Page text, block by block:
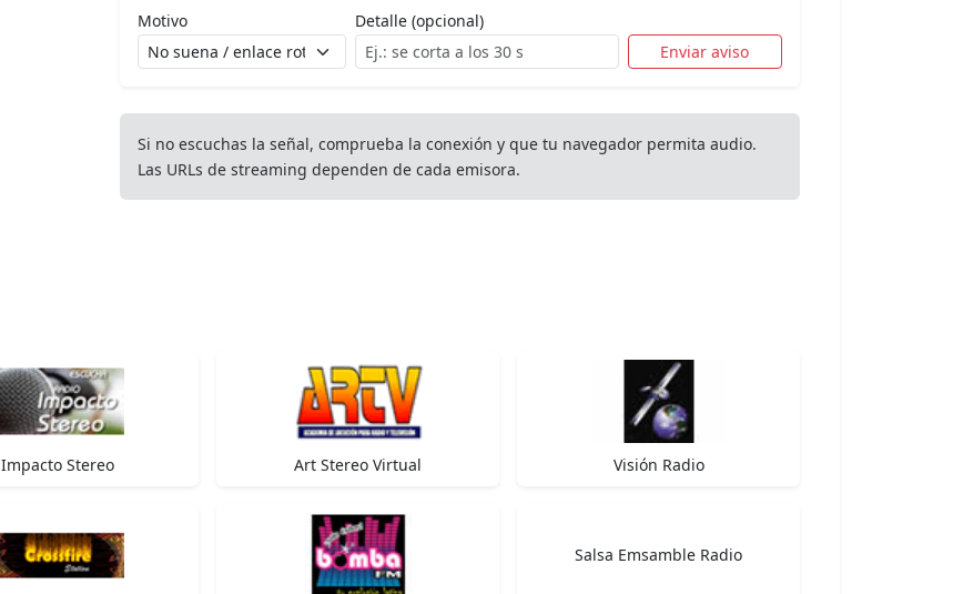
Motivo
Detalle (opcional)
Enviar aviso
Si no escuchas la señal, comprueba la conexión y que tu navegador permita audio.
Las URLs de streaming dependen de cada emisora.
Impacto Stereo Art Stereo Virtual Visión Radio
Salsa Emsamble Radio